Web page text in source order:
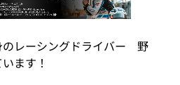
のレーシングドライバー 野
ます！